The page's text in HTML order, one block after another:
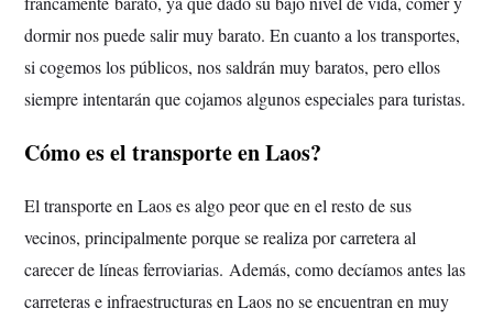
dormir nos puede salir muy barato. En cuanto a los transportes,
si cogemos los públicos, nos saldrán muy baratos, pero ellos
siempre intentarán que cojamos algunos especiales para turistas.
Cómo es el transporte en Laos?
El transporte en Laos es algo peor que en el resto de sus
vecinos, principalmente porque se realiza por carretera al
carecer de líneas ferroviarias. Además, como decíamos antes las
carreteras e infraestructuras en Laos no se encuentran en muy